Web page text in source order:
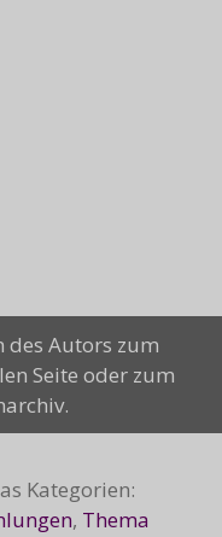
des Autors zum
Seite oder zum
Kategorien:
, Thema